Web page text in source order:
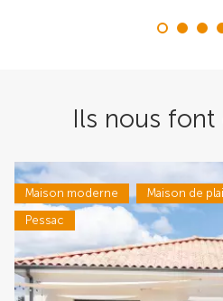
Ils nous font
Maison moderne Maison de
Pessac